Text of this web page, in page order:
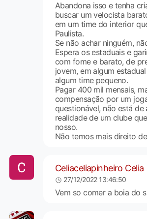
Abandona isso e tenha
buscar um velocista
em um time do interior
Paulista.
Se não achar ninguém,
Espera os estaduais e
com fome e barato, de
jovem, em algum
algum time pequeno.
Pagar 400 mil mensais,
compensação por um
questionável, não está
realidade de um clube
nosso.
Não temos mais direito
Celiaceliapinheiro Celia
27/12/2022 13:46:50
Vem so comer a boia do